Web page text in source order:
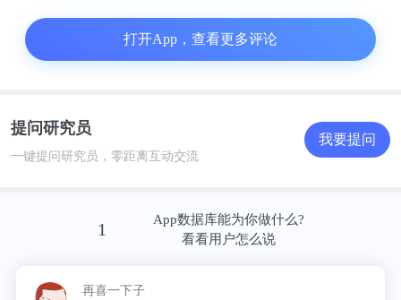
很显然，那时候中国企业要走「技工贸」路线是非常
几十年过去了，中国的发展和创业者面对环境的变化
都是巨大的。首先是「贸工技」变成了「工贸技」
就了一大批中国的优秀公司。从 PC 产业到国产手机
产业的崛起就是典型代表。
甚至如果泛化来看，中国互联网企业的崛起也是这个
打开App，查看更多评论
提问研究员
一键提问研究员，零距离互动交流
我要提问
1
App数据库能为你做什么?
看看用户怎么说
再喜一下子